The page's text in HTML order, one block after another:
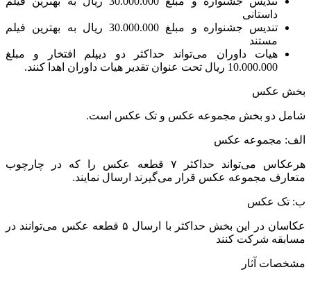
داستانی
تندیس جشنواره و مبلغ 30.000.000 ریال به بهترین فیلم
مستند
هیات داوران می‌تواند حداکثر دو دیپلم افتخار و مبلغ
10.000.000 ریال تحت عنوان تقدیر هیات داوران اهدا کنند.
بخش عکس
شامل دو بخش مجموعه عکس و تک عکس است.
الف: مجموعه عکس
هرعکاس می‌تواند حداکثر ۷ قطعه عکس را که در چارچوب
متعارف مجموعه عکس قرار می‌گیرند ارسال نمایند.
ب: تک عکس
عکاسان در این بخش حداکثر با ارسال ۵ قطعه عکس می‌توانند در
مسابقه شرکت کنند
مشخصات آثار